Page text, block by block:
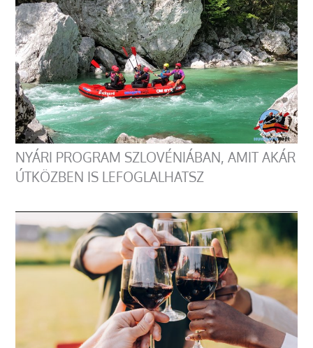
NYÁRI PROGRAM SZLOVÉNIÁBAN, AMIT AKÁR
ÚTKÖZBEN IS LEFOGLALHATSZ